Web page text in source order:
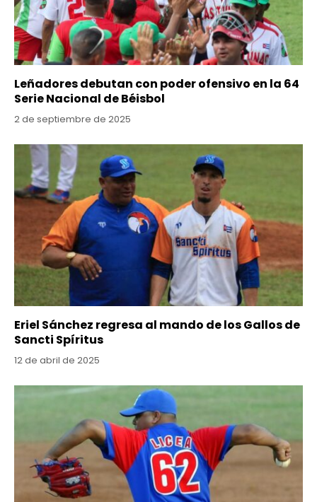
Leñadores debutan con poder ofensivo en la 64
Serie Nacional de Béisbol
2 de septiembre de 2025
Eriel Sánchez regresa al mando de los Gallos de
Sancti Spíritus
12 de abril de 2025